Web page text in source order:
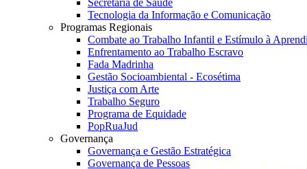
Secretaria de Saúde
Tecnologia da Informação e Comunicação
Programas Regionais
Combate ao Trabalho Infantil e Estímulo à
Enfrentamento ao Trabalho Escravo
Fada Madrinha
Gestão Socioambiental - Ecosétima
Justiça com Arte
Trabalho Seguro
Programa de Equidade
PopRuaJud
Governança
Governança e Gestão Estratégica
Governança de Pessoas